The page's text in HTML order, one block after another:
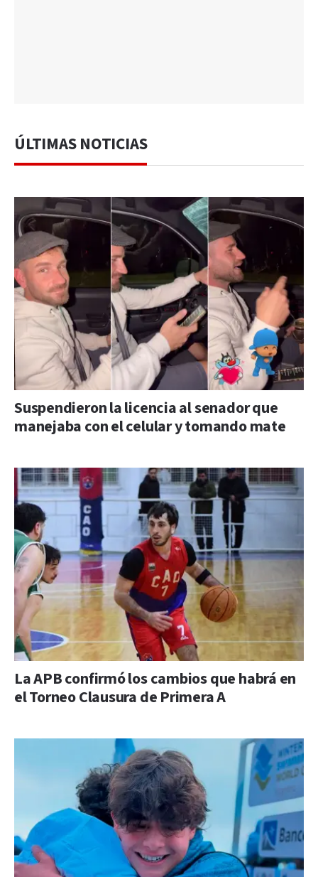
ÚLTIMAS NOTICIAS
Suspendieron la licencia al senador que
manejaba con el celular y tomando mate
La APB confirmó los cambios que habrá en
el Torneo Clausura de Primera A